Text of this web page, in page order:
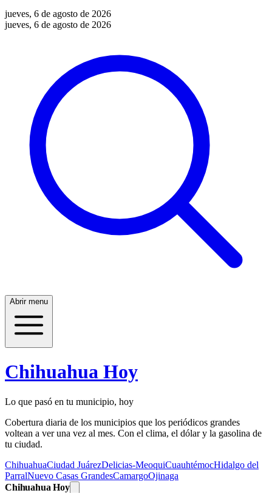
jueves, 6 de agosto de 2026
jueves, 6 de agosto de 2026
Abrir menu
Chihuahua Hoy
Lo que pasó en tu municipio, hoy
Cobertura diaria de los municipios que los periódicos grandes
voltean a ver una vez al mes. Con el clima, el dólar y la gasolina de
tu ciudad.
ChihuahuaCiudad JuárezDelicias-MeoquiCuauhtémocHidalgo del
ParralNuevo Casas GrandesCamargoOjinaga
Chihuahua Hoy